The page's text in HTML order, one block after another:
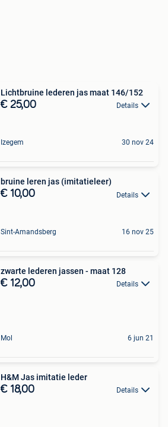
Lichtbruine lederen jas maat 146/152
€ 25,00 Details
Izegem 30 nov 24
bruine leren jas (imitatieleer)
€ 10,00 Details
Sint-Amandsberg 16 nov 25
zwarte lederen jassen - maat 128
€ 12,00 Details
Mol 6 jun 21
H&M Jas imitatie leder
€ 18,00 Details